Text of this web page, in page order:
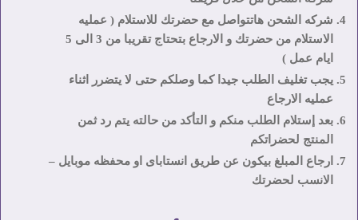
شركه الشحن هاتتواصل مع حضرتك للاستلام ( عمليه
الاستلام من حضرتك و الارجاع بتحتاج تقريبا من 3 الى 5
ايام عمل )
يجب تغليف الطلب جيدا كما وصلكم حتى لا يتضرر اثناء
عمليه الارجاع
بعد إستلام الطلب منكم و التأكد من حالته يتم رد ثمن
المنتج لحضراتكم
ارجاع المبلغ بيكون عن طريق انستاباى او محفظه موبايل –
الانسب لحضرتك